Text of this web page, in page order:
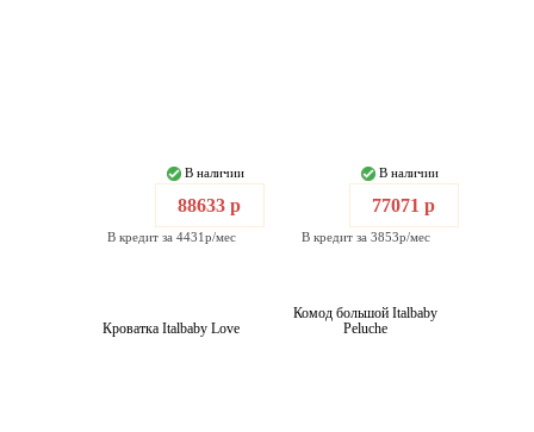
В наличии
88633 р
В кредит за 4431р/мес
В наличии
77071 р
В кредит за 3853р/мес
Кроватка Italbaby Love
Комод большой Italbaby
Peluche